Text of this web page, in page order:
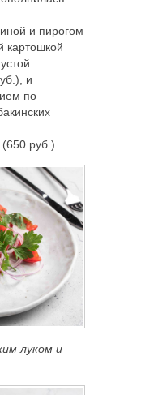
и пирогом
картошкой
и
по
руб.)
луком и